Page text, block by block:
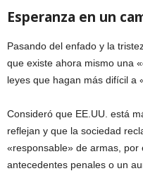
Esperanza en un
Pasando del enfado y la
que existe ahora mismo una
leyes que hagan más difícil a
Consideró que EE.UU. está
reflejan y que la sociedad
«responsable» de armas, por
antecedentes penales o un